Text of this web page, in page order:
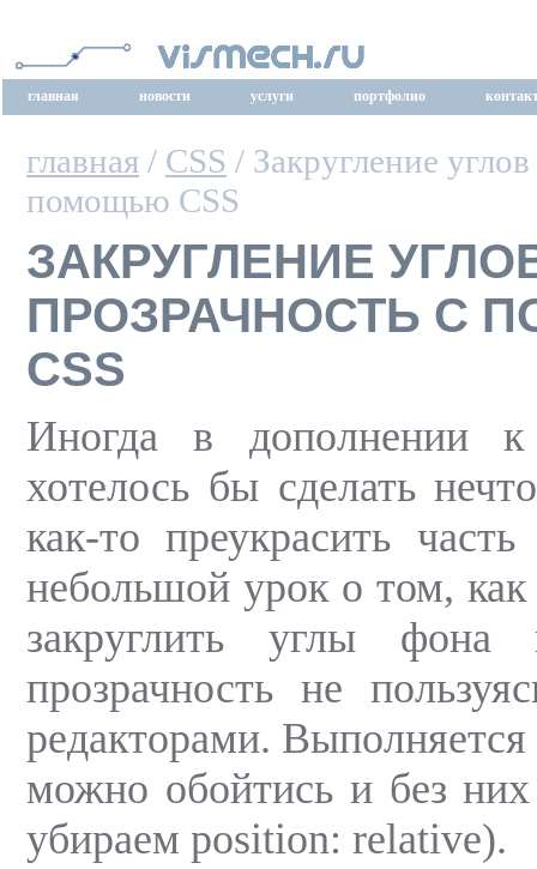
главная новости услуги портфолио
главная / CSS / Закругление
помощью CSS
ЗАКРУГЛЕНИЕ
ПРОЗРАЧНОСТЬ С
CSS
Иногда в дополнении к
хотелось бы сделать
как-то преукрасить
небольшой урок о том,
закруглить углы фона
прозрачность не
редакторами. Выполняется
можно обойтись и без
убираем position: relative).